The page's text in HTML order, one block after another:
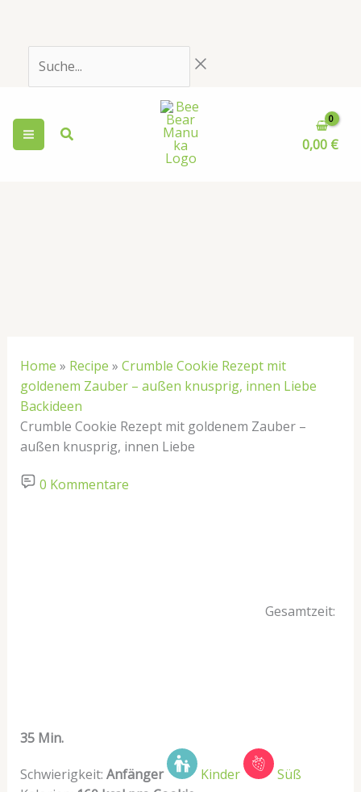
springen
0,00 €
Home » Recipe » Crumble Cookie Rezept mit
goldenem Zauber – außen knusprig, innen Liebe
Backideen
Crumble Cookie Rezept mit goldenem Zauber –
außen knusprig, innen Liebe
0 Kommentare
Gesamtzeit:
35 Min.
Schwierigkeit: Anfänger Kinder
Süß